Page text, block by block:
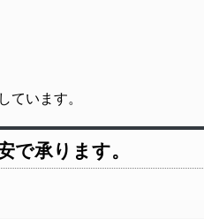
ています。
で承ります。